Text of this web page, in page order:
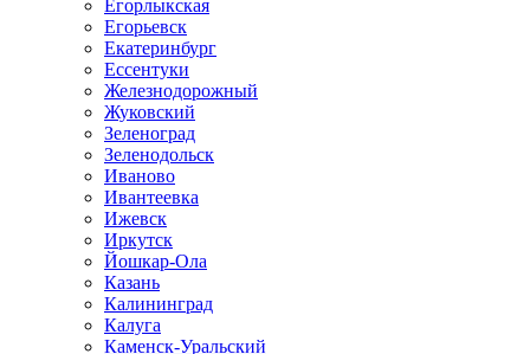
Егорлыкская
Егорьевск
Екатеринбург
Ессентуки
Железнодорожный
Жуковский
Зеленоград
Зеленодольск
Иваново
Ивантеевка
Ижевск
Иркутск
Йошкар-Ола
Казань
Калининград
Калуга
Каменск-Уральский